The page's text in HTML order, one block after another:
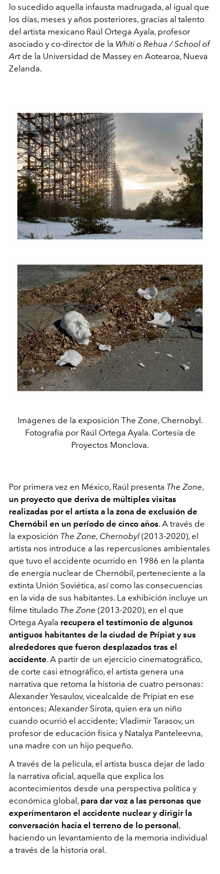
lo sucedido aquella infausta madrugada, al igual que
los días, meses y años posteriores, gracias al talento
del artista mexicano Raúl Ortega Ayala, profesor
asociado y co-director de la Whiti o Rehua / School of
Artde la Universidad de Massey en Aotearoa, Nueva
Zelanda.
Imágenes de la exposición The Zone, Chernobyl.
Fotografía por Raúl Ortega Ayala. Cortesía de
Proyectos Monclova.
Por primera vez en México, Raúl presenta The Zone,
un proyecto que deriva de múltiples visitas
realizadas por el artista a la zona de exclusión de
Chernóbil en un período de cinco años. A través de
la exposición The Zone, Chernobyl (2013-2020), el
artista nos introduce a las repercusiones ambientales
que tuvo el accidente ocurrido en 1986 en la planta
de energía nuclear de Chernóbil, perteneciente a la
extinta Unión Soviética, así como las consecuencias
en la vida de sus habitantes. La exhibición incluye un
filme titulado The Zone (2013-2020), en el que
Ortega Ayala recupera el testimonio de algunos
antiguos habitantes de la ciudad de Prípiat y sus
alrededores que fueron desplazados tras el
accidente. A partir de un ejercicio cinematográfico,
de corte casi etnográfico, el artista genera una
narrativa que retoma la historia de cuatro personas:
Alexander Yesaulov, vicealcalde de Prípiat en ese
entonces; Alexander Sirota, quien era un niño
cuando ocurrió el accidente; Vladimir Tarasov, un
profesor de educación física y Natalya Panteleevna,
una madre con un hijo pequeño.
A través de la película, el artista busca dejar de lado
la narrativa oficial, aquella que explica los
acontecimientos desde una perspectiva política y
económica global, para dar voz a las personas que
experimentaron el accidente nuclear y dirigir la
conversación hacia el terreno de lo personal,
haciendo un levantamiento de la memoria individual
a través de la historia oral.